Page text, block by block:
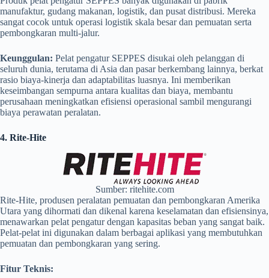
manufaktur, gudang makanan, logistik, dan pusat distribusi. Mereka
sangat cocok untuk operasi logistik skala besar dan pemuatan serta
pembongkaran multi-jalur.
Keunggulan: Pelat pengatur SEPPES disukai oleh pelanggan di
seluruh dunia, terutama di Asia dan pasar berkembang lainnya, berkat
rasio biaya-kinerja dan adaptabilitas luasnya. Ini memberikan
keseimbangan sempurna antara kualitas dan biaya, membantu
perusahaan meningkatkan efisiensi operasional sambil mengurangi
biaya perawatan peralatan.
4. Rite-Hite
Sumber: ritehite.com
Rite-Hite, produsen peralatan pemuatan dan pembongkaran Amerika
Utara yang dihormati dan dikenal karena keselamatan dan efisiensinya,
menawarkan pelat pengatur dengan kapasitas beban yang sangat baik.
Pelat-pelat ini digunakan dalam berbagai aplikasi yang membutuhkan
pemuatan dan pembongkaran yang sering.
Fitur Teknis: